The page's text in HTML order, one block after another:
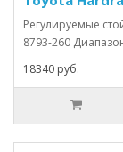
Регулируемые
8793-260
18340 руб.